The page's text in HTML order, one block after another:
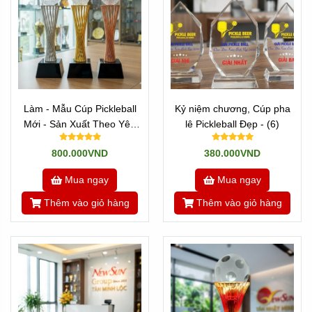
Địa Chỉ Sản Xuất Cúp Pickleball Đẹp Uy
Làm - Mẫu Cúp Pickleball
Mới - Sản Xuất Theo Yêu
Cầu (9)
800.000VND
Mua ngay
Thêm vào giỏ hàng
Kỷ niệm chương, Cúp pha
lê Pickleball Đẹp - (6)
380.000VND
Mua ngay
Thêm vào giỏ hàng